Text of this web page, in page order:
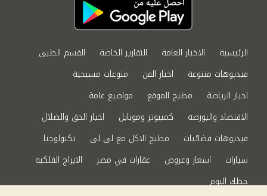
الرئيسية الاخبار العامة التقارير الخاصة
القسم الطبي
فيديوهات متنوعة
اخبار الفن
منوعات مسيحية
اخبار الرياضة
مطبخ الموقع
مواضيع عامة
الاقتصاد والبورصة
كمبيوتر وموبايل
اخبار الحق والضلال
فيديوهات فضائيات
مطبخ الاكل مع لى لى
تكنولوجيا
سيارات
اسعار وعروض عقارات في مصر
الابراج الفلكية
حظك اليوم